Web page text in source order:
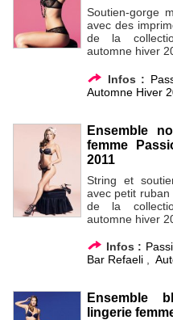
Soutien-gorge
avec des
de la
automne hiver
Infos :
Automne Hiver
Ensemble
femme
2011
String et
avec petit
de la
automne hiver
Infos :
Bar Refaeli,
Ensemble
lingerie